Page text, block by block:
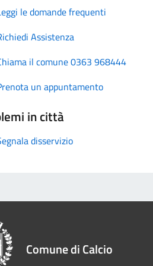
le domande frequenti
Assistenza
il comune 0363 968444
un appuntamento
in città
disservizio
Comune di Calcio